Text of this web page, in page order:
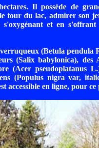
Il possède de
tour du lac, admirer son
et en s'offrant
(Betula pendula
(Salix babylonica), des
(Acer pseudoplatanus
(Populus nigra var,
accessible en ligne, pour ce